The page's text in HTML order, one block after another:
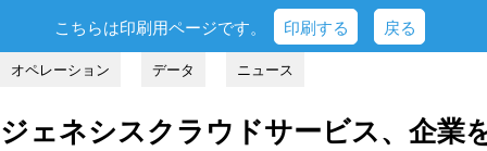
こちらは印刷用ページです。 印刷する 戻る
オペレーション データ ニュース
ジェネシスクラウドサービス、企業